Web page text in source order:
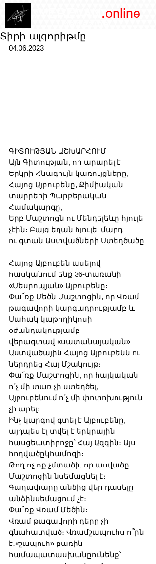
.online
Տիրի ալգորիթմը
04.06.2023
ԳԻՏՈՒԹՅԱՆ ԱՇԽԱՐՀՈՒՄ
Այն Գիտության, որ արարել է
Երկրի Հնագույն կառույցները,
Հայոց Այբուբենը, Քիմիական
տարրերի Պարբերական
Համակարգը,
Երբ Մաշտոցն ու Մենդելեևը հյուլե
չէին։ Բայց եղան հյուլե, մարդ
ու գտան Աստվածների Ստեղծածը
Հայոց Այբուբեն ասելով
հասկանում ենք 36-տառանի
«Մեսրոպյան» Այբուբենը։
Փա՜ռք Մեծն Մաշտոցին, որ Վռամ
թագավորի կարգադրությամբ և
Սահակ կաթողիկոսի
օժանդակությամբ
վերագտավ «սատանայական»
Աստվածային Հայոց Այբուբենն ու
ներդրեց Հայ Մշակույթ։
Փա՜ռք Մաշտոցին, որ հայկական
ո՛չ մի տառ չի ստեղծել,
Այբուբենում ո՛չ մի փոփոխություն
չի արել։
Ինչ կարգով գտել է Այբուբենը,
այդպես էլ տվել է երկրային
հասցեատիրոջը՝ Հայ Ազգին։ Այս
հոդվածըկհամոզի։
Թող ոչ ոք չմտածի, որ ասվածը
Մաշտոցին նսեմացնել է։
Գաղափարը անձից վեր դասելը
անձինսեմացում չէ։
Փա՜ռք Վռամ Մեծին։
Վռամ թագավորի դերը չի
գնահատված։ Վռամշապուհս ո՞րն
է․«շապուհ» բառին
համապատասխանըունենք՝